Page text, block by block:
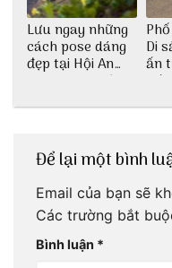
Lưu ngay những
cách pose dáng
đẹp tại Hội An
cho dân nghiện
Di
ấn
giới
Để lại một bình
Email của bạn sẽ
Các trường bắt
Bình luận *